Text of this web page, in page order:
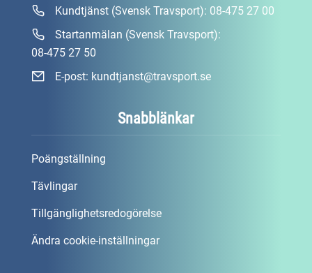
Snabblänkar
Poängställning
Tävlingar
Tillgänglighetsredogörelse
Ändra cookie-inställningar
Kundtjänst (Svensk Travsport): 08-475 27 00
Startanmälan (Svensk Travsport):
08-475 27 50
E-post: kundtjanst@travsport.se